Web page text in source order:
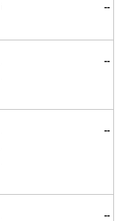
--
--
--
--